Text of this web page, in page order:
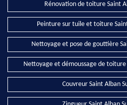
Rénovation de toiture Saint
Peinture sur tuile et toiture
Nettoyage et pose de gouttière
Nettoyage et démoussage de
Couvreur Saint Alban